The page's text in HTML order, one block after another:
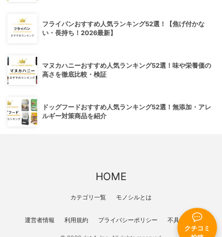
クチコミ
フライパンおすすめ人気ランキング52選！【焦げ付かな
い・長持ち！2026最新】
マヌカハニーおすすめ人気ランキング52選！味や栄養価の
高さを徹底比較・検証
ドッグフードおすすめ人気ランキング52選！無添加・アレ
ルギー対策商品を紹介
HOME
カテゴリ一覧 モノシルとは
運営者情報 利用規約 プライバシーポリシー 不具合報告